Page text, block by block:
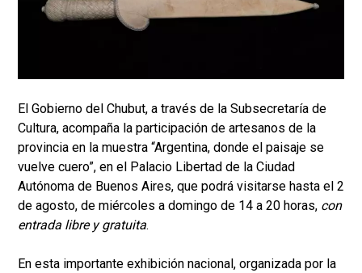
El Gobierno del Chubut, a través de la Subsecretaría de
Cultura, acompaña la participación de artesanos de la
provincia en la muestra “Argentina, donde el paisaje se
vuelve cuero”, en el Palacio Libertad de la Ciudad
Autónoma de Buenos Aires, que podrá visitarse hasta el 2
de agosto, de miércoles a domingo de 14 a 20 horas, con
entrada libre y gratuita.
En esta importante exhibición nacional, organizada por la